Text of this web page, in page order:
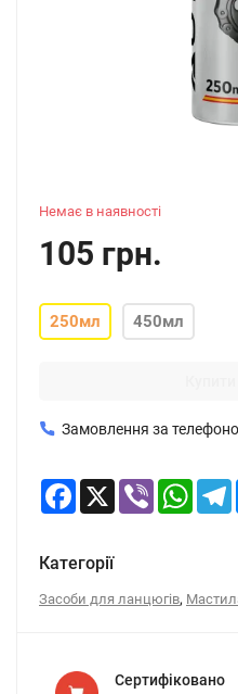
Немає в наявності
105 грн.
250мл 450мл
Замовлення за
Facebook
X Viber
Категорії
Засоби для ланцюгів,
Сертифіковано